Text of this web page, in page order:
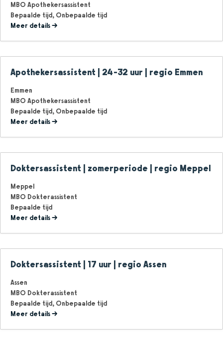
MBO Apothekersassistent
Bepaalde tijd Onbepaalde tijd
Meer details
Apothekersassistent | 24-32 uur | regio Emmen
Emmen
MBO Apothekersassistent
Bepaalde tijd Onbepaalde tijd
Meer details
Doktersassistent | zomerperiode | regio Meppel
Meppel
MBO Dokterassistent
Bepaalde tijd
Meer details
Doktersassistent | 17 uur | regio Assen
Assen
MBO Dokterassistent
Bepaalde tijd Onbepaalde tijd
Meer details